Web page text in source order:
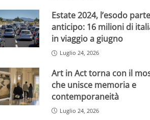
Estate 2024, l’esodo
anticipo: 16 milioni di
in viaggio a giugno
Luglio 24, 2026
Art in Act torna con il
che unisce memoria e
contemporaneità
Luglio 24, 2026